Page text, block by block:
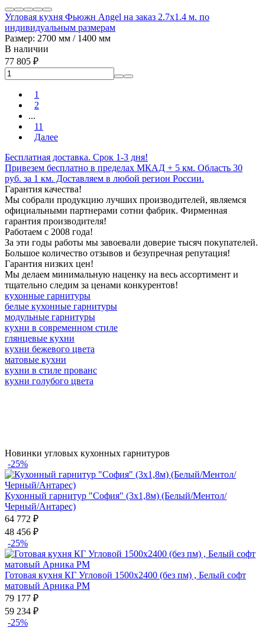
Угловая кухня Фьюжн Angel на заказ 2.7х1.4 м. по
индивидуальным размерам
Размер: 2700 мм / 1400 мм
В наличии
77 805 ₽
1
2
...
11
Далее
Бесплатная доставка. Срок 1-3 дня!
Привезем бесплатно в пределах МКАД + 5 км. Область 30
руб. за 1 км. Доставляем в любой регион России.
Гарантия качества!
Мы собрали продукцию лучших производителей, являемся
официальными партнерами сотни фабрик. Фирменная
гарантия производителя!
Работаем с 2008 года!
За эти годы работы мы завоевали доверие тысяч покупателей.
Большое количество отзывов и безупречная репутация!
Гарантия низких цен!
Мы делаем минимальную наценку на весь ассортимент и
тщательно следим за ценами конкурентов!
кухонные гарнитуры
белые кухонные гарнитуры
модульные гарнитуры
кухни в современном стиле
глянцевые кухни
кухни бежевого цвета
матовые кухни
кухни в стиле прованс
кухни голубого цвета
Новинки угловых кухонных гарнитуров
-25%
Кухонный гарнитур "София" (3х1,8м) (Белый/Ментол/
Черный/Антарес)
64 772 ₽
48 456 ₽
-25%
Готовая кухня КГ Угловой 1500х2400 (без пм) , Белый софт
матовый Арника РМ
79 177 ₽
59 234 ₽
-25%